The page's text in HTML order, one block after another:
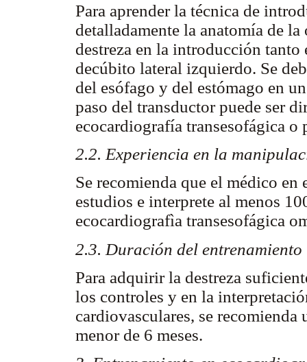
Para aprender la técnica de
detalladamente la anatomía de
destreza en la introducción
decúbito lateral izquierdo. Se
del esófago y del estómago en
paso del transductor puede ser
ecocardiografía transesofágica
2.2. Experiencia en la
Se recomienda que el médico
estudios e interprete al menos
ecocardiografìa transesofágica
2.3. Duración del entrenamiento
Para adquirir la destreza
los controles y en la
cardiovasculares, se
menor de 6 meses.